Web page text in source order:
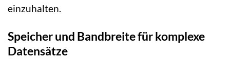
einzuhalten.
Speicher und Bandbreite für komplexe
Datensätze